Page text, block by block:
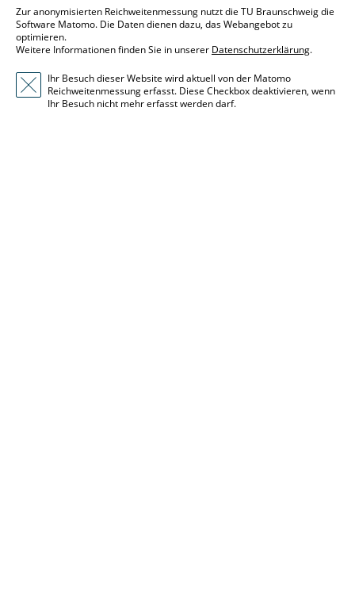
Zur anonymisierten Reichweitenmessung nutzt die TU Braunschweig die
Software Matomo. Die Daten dienen dazu, das Webangebot zu
optimieren.
Weitere Informationen finden Sie in unserer Datenschutzerklärung.
Ihr Besuch dieser Website wird aktuell von der Matomo
Reichweitenmessung erfasst. Diese Checkbox deaktivieren, wenn
Ihr Besuch nicht mehr erfasst werden darf.